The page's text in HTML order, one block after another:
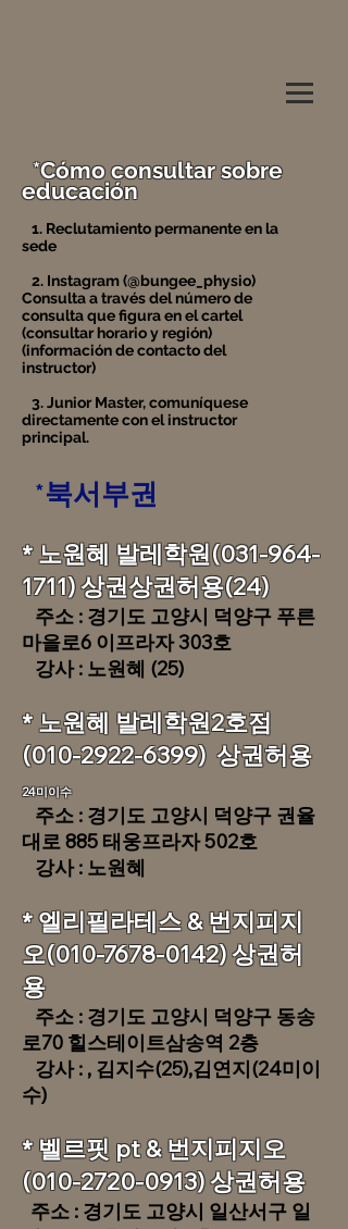
*Cómo consultar sobre
educación
1. Reclutamiento permanente en la
sede
2. Instagram (@bungee_physio)
Consulta a través del número de
consulta que figura en el cartel
(consultar horario y región)
(información de contacto del
instructor)
3. Junior Master, comuníquese
directamente con el instructor
principal.
*북서부권
​* 노원혜 발레학원(031-964-
1711) 상권상권허용(24)
주소 : 경기도 고양시 덕양구 푸른
마을로6 이프라자 303호
​ 강사 : 노원혜 (25)
* 노원혜 발레학원2호점
(010-2922-6399) 상권허용
24미이수
주소 : 경기도 고양시 덕양구 권율
대로 885 태웅프라자 502호
​ 강사 : 노원혜
* 엘리필라테스 & 번지피지
오(010-7678-0142) 상권허
용
주소 : 경기도 고양시 덕양구 동송
로70 힐스테이트삼송역 2층
​ 강사 : , 김지수(25),김연지(24미이
수)
​* 벨르핏 pt & 번지피지오
(010-2720-0913)상권허용
주소 : 경기도 고양시 일산서구 일